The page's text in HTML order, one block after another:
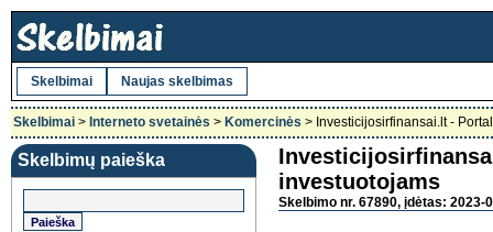
Skelbimai Naujas skelbimas
Skelbimai > Interneto svetainės > Komercinės > Investicijosirfinansai.lt -
Skelbimų paieška
investuotojams
Skelbimo nr. 67890, įdėtas: 2023-